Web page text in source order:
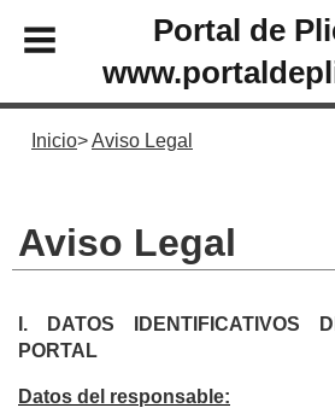
Portal de
Inicio Aviso Legal
Aviso Legal
I. DATOS IDENTIFICATIVOS
PORTAL
Datos del responsable: